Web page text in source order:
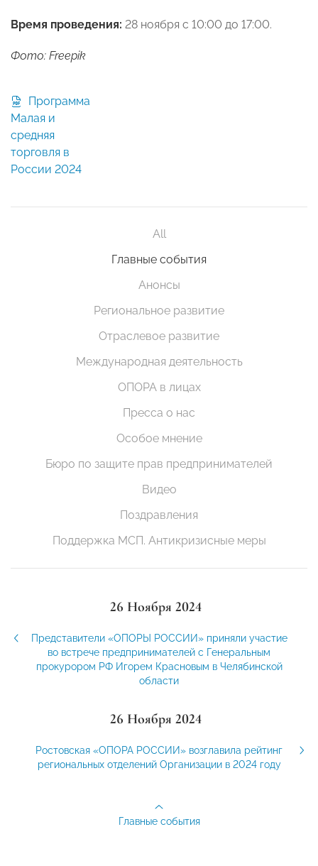
Время проведения: 28 ноября с 10:00 до 17:00.
Фото: Freepik
Малая и
средняя
торговля в
России 2024
All
Главные события
Анонсы
Региональное развитие
Отраслевое развитие
Международная деятельность
ОПОРА в лицах
Пресса о нас
Особое мнение
Бюро по защите прав предпринимателей
Видео
Поздравления
Поддержка МСП. Антикризисные меры
26 Ноября 2024
Представители «ОПОРЫ РОССИИ» приняли участие
во встрече предпринимателей с Генеральным
прокурором РФ Игорем Красновым в Челябинской
области
26 Ноября 2024
Ростовская «ОПОРА РОССИИ» возглавила рейтинг
региональных отделений Организации в 2024 году
Главные события